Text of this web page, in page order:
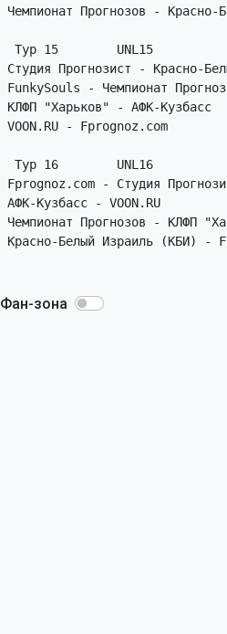
Чемпионат Прогнозов - Красно-
Тур 15        UNL15
Студия Прогнозист - Красно-
FunkySouls - Чемпионат
КЛФП "Харьков" - АФК-Кузбасс
VOON.RU - Fprognoz.com
Тур 16        UNL16
Fprognoz.com - Студия
АФК-Кузбасс - VOON.RU
Чемпионат Прогнозов - КЛФП
Красно-Белый Израиль (КБИ) -
Фан-зона